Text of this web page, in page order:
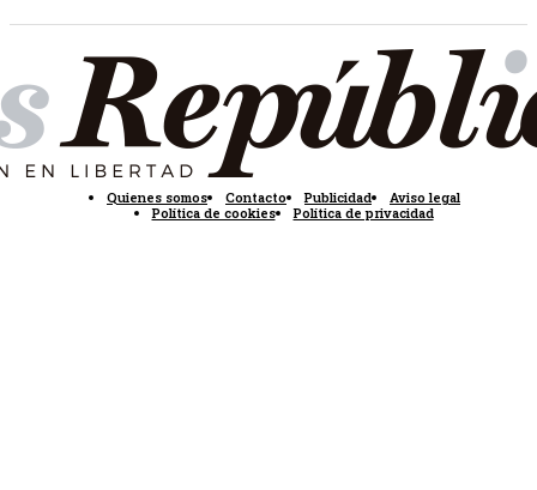
Quienes somos Contacto Publicidad
Aviso legal
Política de cookies
Política de privacidad